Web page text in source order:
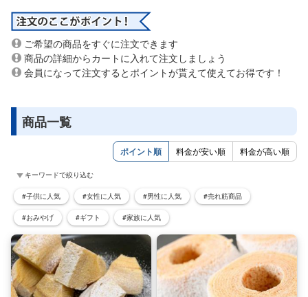
ご希望の商品をすぐに注文できます
商品の詳細からカートに入れて注文しましょう
会員になって注文するとポイントが貰えて使えてお得です！
商品一覧
ポイント順 料金が安い順 料金が高い順
キーワードで絞り込む
#子供に人気 #女性に人気 #男性に人気 #売れ筋商品
#おみやげ #ギフト #家族に人気